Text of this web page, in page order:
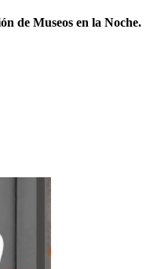
de Museos en la Noche.